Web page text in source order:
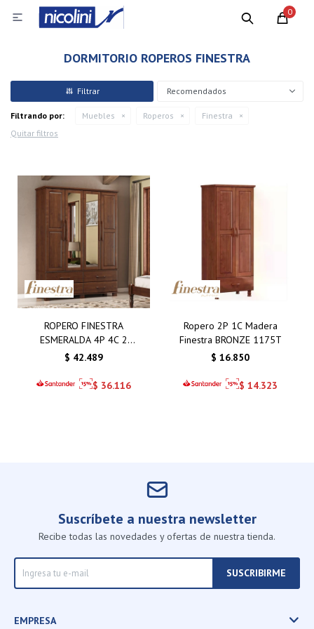
0

DORMITORIO ROPEROS FINESTRA
Recomendados
Filtrando por: Muebles Roperos
Finestra
Quitar filtros
ROPERO FINESTRA
ESMERALDA 4P 4C 2
ESPEJOS
$ 42.489
$ 36.116
Ropero 2P 1C Madera
Finestra BRONZE 1175T
$ 16.850
$ 14.323
Suscríbete a nuestra newsletter
Recibe todas las novedades y ofertas de nuestra tienda.
SUSCRIBIRME
EMPRESA